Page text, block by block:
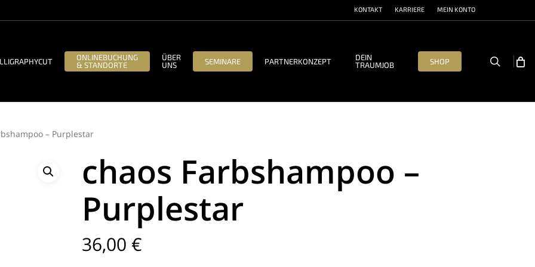
KONTAKT KARRIERE MEIN KONTO
ONLINEBUCHUNG
& STANDORTE
ÜBER
UNS
SEMINARE PARTNERKONZEPT
DEIN
TRAUMJOB
SHOP search
– Purplestar
chaos Farbshampoo –
Purplestar
36,00 €